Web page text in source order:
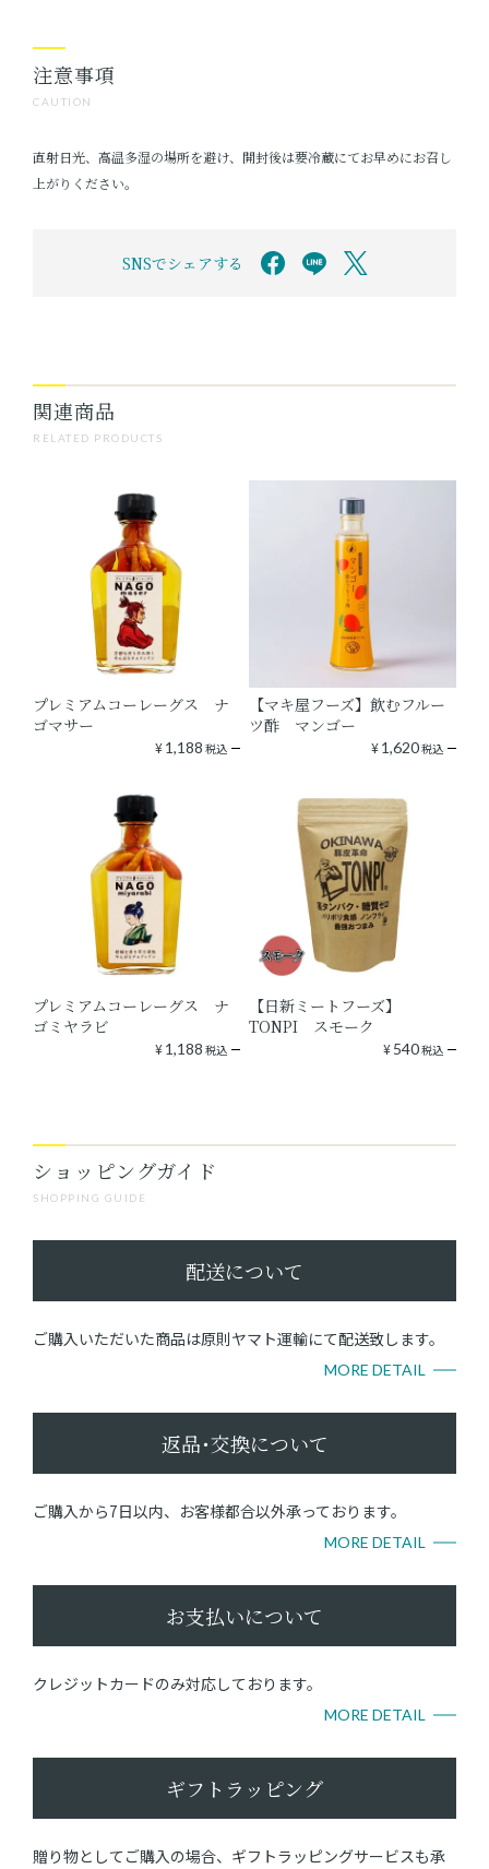
CAUTION
注意事項
直射日光、高温多湿の場所を避け、開封後は要冷蔵にてお早めにお召し
上がりください。
SNSでシェアする
RELATED PRODUCTS
関連商品
プレミアムコーレーグス ナ
ゴマサー
¥1,188 税込
【マキ屋フーズ】飲むフルー
ツ酢 マンゴー
¥1,620税込
プレミアムコーレーグス ナ
ゴミヤラビ
¥1,188 税込
【日新ミートフーズ】
TONPI スモーク
¥540税込
SHOPPING GUIDE
ショッピングガイド
配送について
ご購入いただいた商品は原則ヤマト運輸にて配送致します。
MORE DETAIL
返品･交換について
ご購入から7日以内、お客様都合以外承っております。
MORE DETAIL
お支払いについて
クレジットカードのみ対応しております。
MORE DETAIL
ギフトラッピング
贈り物としてご購入の場合、ギフトラッピングサービスも承